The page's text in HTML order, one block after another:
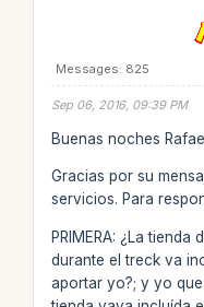
Messages: 825
Sep 06, 2016, 09:39 PM
Buenas noches
Gracias por su
servicios. Para
PRIMERA: ¿La
durante el treck va
aportar yo?; y yo